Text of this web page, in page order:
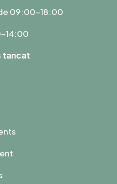
09:00-18:00
14:00
tancat